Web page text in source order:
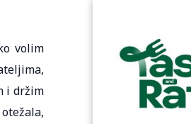
volim
i držim